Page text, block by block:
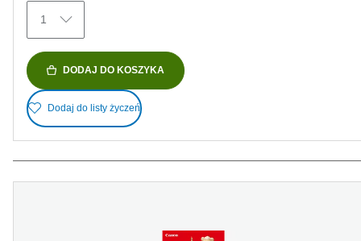
Recenzji
1
DODAJ DO KOSZYKA
Dodaj do listy życzeń